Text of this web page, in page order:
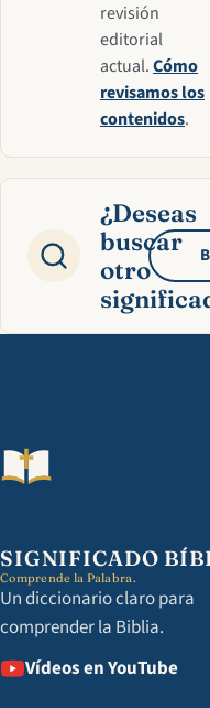
revisión
editorial
actual.Cómo
revisamos los
contenidos.
¿Deseas
buscar
otro
SIGNIFICADO
Comprende la Palabra.
Un diccionario claro para
comprender la Biblia.
Vídeos en YouTube